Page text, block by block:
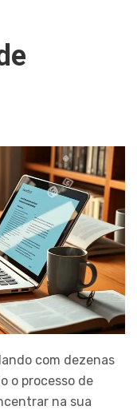
com dezenas
o processo de
na sua